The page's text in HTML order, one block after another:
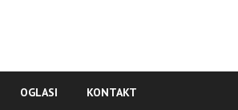
OGLASI KONTAKT